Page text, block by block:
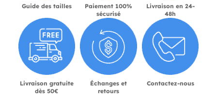
Guide des tailles
Paiement 100%
sécurisé
Livraison en 24-
48h
Livraison gratuite
dès 50€
Échanges et
retours
Contactez-nous